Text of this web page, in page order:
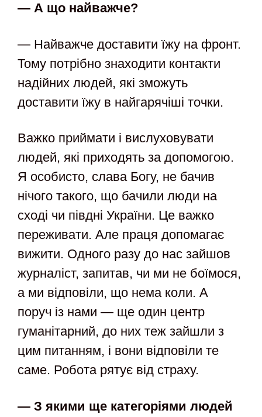
— А що найважче?
— Найважче доставити їжу на фронт.
Тому потрібно знаходити контакти
надійних людей, які зможуть
доставити їжу в найгарячіші точки.
Важко приймати і вислуховувати
людей, які приходять за допомогою.
Я особисто, слава Богу, не бачив
нічого такого, що бачили люди на
сході чи півдні України. Це важко
переживати. Але праця допомагає
вижити. Одного разу до нас зайшов
журналіст, запитав, чи ми не боїмося,
а ми відповіли, що нема коли. А
поруч із нами — ще один центр
гуманітарний, до них теж зайшли з
цим питанням, і вони відповіли те
саме. Робота рятує від страху.
— З якими ще категоріями людей